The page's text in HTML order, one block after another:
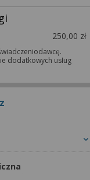
250,00 zł
dodatkowych usług